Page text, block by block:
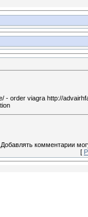
order viagra http://
Добавлять комментарии
[